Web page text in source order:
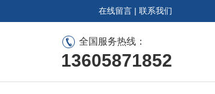
在线留言 | 联系我们
全国服务热线：
13605871852